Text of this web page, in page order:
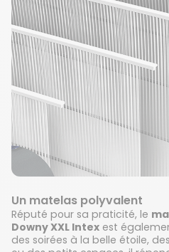
Un matelas polyvalent
Réputé pour sa praticité, le
Downy XXL Intex est
des soirées à la belle étoile,